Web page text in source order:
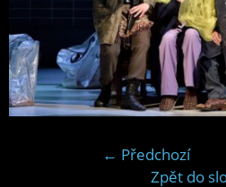
← Předchozí
Zpět do